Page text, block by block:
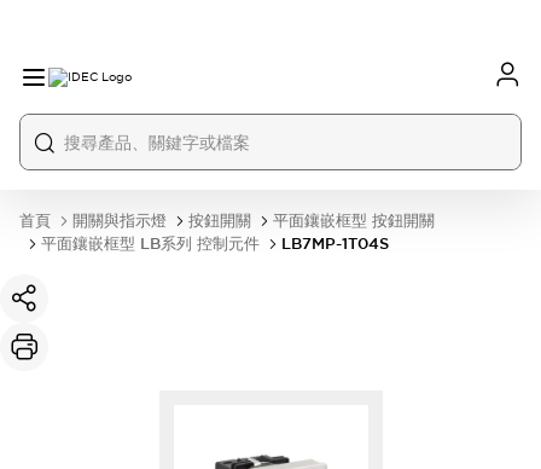
首頁 開關與指示燈 按鈕開關
平面鑲嵌框型 按鈕開關
平面鑲嵌框型 LB系列 控制元件
LB7MP-1T04S